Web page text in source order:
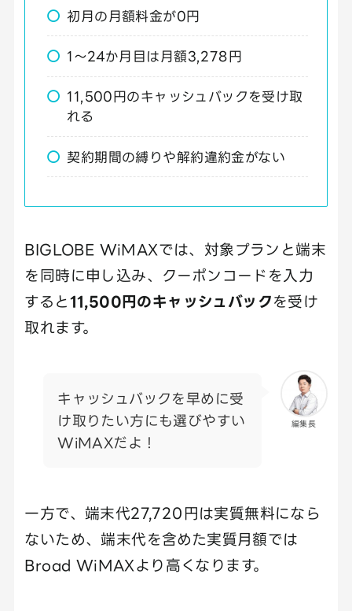
初月の月額料金が0円
1～24か月目は月額3,278円
11,500円のキャッシュバックを受け取
れる
契約期間の縛りや解約違約金がない
BIGLOBE WiMAXでは、対象プランと端末
を同時に申し込み、クーポンコードを入力
すると11,500円のキャッシュバックを受け
取れます。
編集長
キャッシュバックを早めに受
け取りたい方にも選びやすい
WiMAXだよ！
一方で、端末代27,720円は実質無料になら
ないため、端末代を含めた実質月額では
Broad WiMAXより高くなります。